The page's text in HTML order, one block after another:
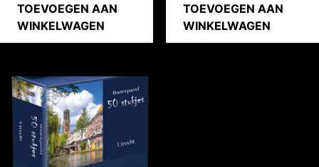
TOEVOEGEN AAN
WINKELWAGEN
TOEVOEGEN AAN
WINKELWAGEN